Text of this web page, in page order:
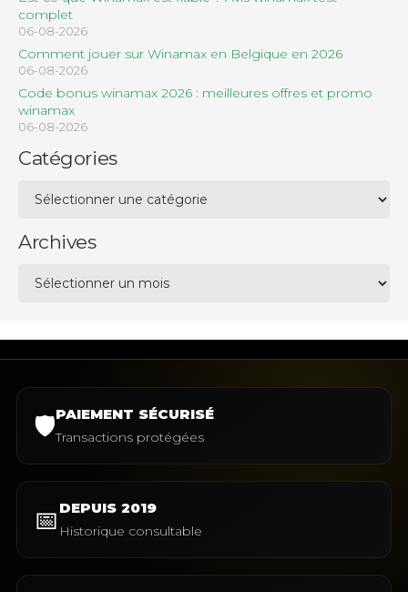
complet
06-08-2026
Comment jouer sur Winamax en Belgique en 2026
06-08-2026
Code bonus winamax 2026 : meilleures offres et promo
winamax
06-08-2026
Catégories
Archives
🛡️PAIEMENT SÉCURISÉ
Transactions protégées
📅 DEPUIS 2019
Historique consultable